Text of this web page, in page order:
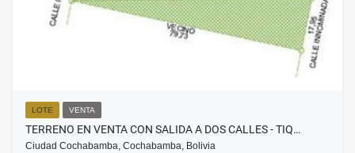
LOTE VENTA
TERRENO EN VENTA CON SALIDA A DOS CALLES - TIQ…
Ciudad Cochabamba, Cochabamba, Bolivia